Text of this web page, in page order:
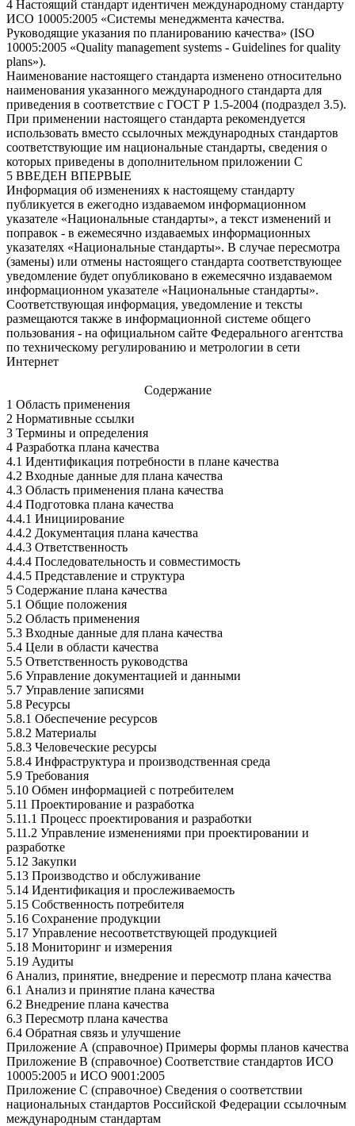
4 Настоящий стандарт идентичен международному стандарту
ИСО 10005:2005 «Системы менеджмента качества.
Руководящие указания по планированию качества» (ISO
10005:2005 «Quality management systems - Guidelines for quality
plans»).
Наименование настоящего стандарта изменено относительно
наименования указанного международного стандарта для
приведения в соответствие с ГОСТ Р 1.5-2004 (подраздел 3.5).
При применении настоящего стандарта рекомендуется
использовать вместо ссылочных международных стандартов
соответствующие им национальные стандарты, сведения о
которых приведены в дополнительном приложении С
5 ВВЕДЕН ВПЕРВЫЕ
Информация об изменениях к настоящему стандарту
публикуется в ежегодно издаваемом информационном
указателе «Национальные стандарты», а текст изменений и
поправок - в ежемесячно издаваемых информационных
указателях «Национальные стандарты». В случае пересмотра
(замены) или отмены настоящего стандарта соответствующее
уведомление будет опубликовано в ежемесячно издаваемом
информационном указателе «Национальные стандарты».
Соответствующая информация, уведомление и тексты
размещаются также в информационной системе общего
пользования - на официальном сайте Федерального агентства
по техническому регулированию и метрологии в сети
Интернет
Содержание
1 Область применения
2 Нормативные ссылки
3 Термины и определения
4 Разработка плана качества
4.1 Идентификация потребности в плане качества
4.2 Входные данные для плана качества
4.3 Область применения плана качества
4.4 Подготовка плана качества
4.4.1 Инициирование
4.4.2 Документация плана качества
4.4.3 Ответственность
4.4.4 Последовательность и совместимость
4.4.5 Представление и структура
5 Содержание плана качества
5.1 Общие положения
5.2 Область применения
5.3 Входные данные для плана качества
5.4 Цели в области качества
5.5 Ответственность руководства
5.6 Управление документацией и данными
5.7 Управление записями
5.8 Ресурсы
5.8.1 Обеспечение ресурсов
5.8.2 Материалы
5.8.3 Человеческие ресурсы
5.8.4 Инфраструктура и производственная среда
5.9 Требования
5.10 Обмен информацией с потребителем
5.11 Проектирование и разработка
5.11.1 Процесс проектирования и разработки
5.11.2 Управление изменениями при проектировании и
разработке
5.12 Закупки
5.13 Производство и обслуживание
5.14 Идентификация и прослеживаемость
5.15 Собственность потребителя
5.16 Сохранение продукции
5.17 Управление несоответствующей продукцией
5.18 Мониторинг и измерения
5.19 Аудиты
6 Анализ, принятие, внедрение и пересмотр плана качества
6.1 Анализ и принятие плана качества
6.2 Внедрение плана качества
6.3 Пересмотр плана качества
6.4 Обратная связь и улучшение
Приложение А (справочное) Примеры формы планов качества
Приложение В (справочное) Соответствие стандартов ИСО
10005:2005 и ИСО 9001:2005
Приложение С (справочное) Сведения о соответствии
национальных стандартов Российской Федерации ссылочным
международным стандартам